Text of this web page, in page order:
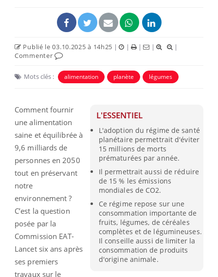
Publié le 03.10.2025 à 14h25 | | | |
|
Commenter
Mots clés : alimentation planète légumes
L'ESSENTIEL
L'adoption du régime de santé
planétaire permettrait d'éviter
15 millions de morts
prématurées par année.
Il permettrait aussi de réduire
de 15 % les émissions
mondiales de CO2.
Ce régime repose sur une
consommation importante de
fruits, légumes, de céréales
complètes et de légumineuses.
Il conseille aussi de limiter la
consommation de produits
d'origine animale.
Comment fournir
une alimentation
saine et équilibrée à
9,6 milliards de
personnes en 2050
tout en préservant
notre
environnement ?
C’est la question
posée par la
Commission EAT-
Lancet six ans après
ses premiers
travaux sur le